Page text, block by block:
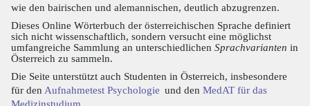
wie den bairischen und alemannischen, deutlich abzugrenzen.
Dieses Online Wörterbuch der österreichischen Sprache definiert
sich nicht wissenschaftlich, sondern versucht eine möglichst
umfangreiche Sammlung an unterschiedlichen Sprachvarianten in
Österreich zu sammeln.
Die Seite unterstützt auch Studenten in Österreich, insbesondere
für den Aufnahmetest Psychologie und den MedAT für das
Medizinstudium